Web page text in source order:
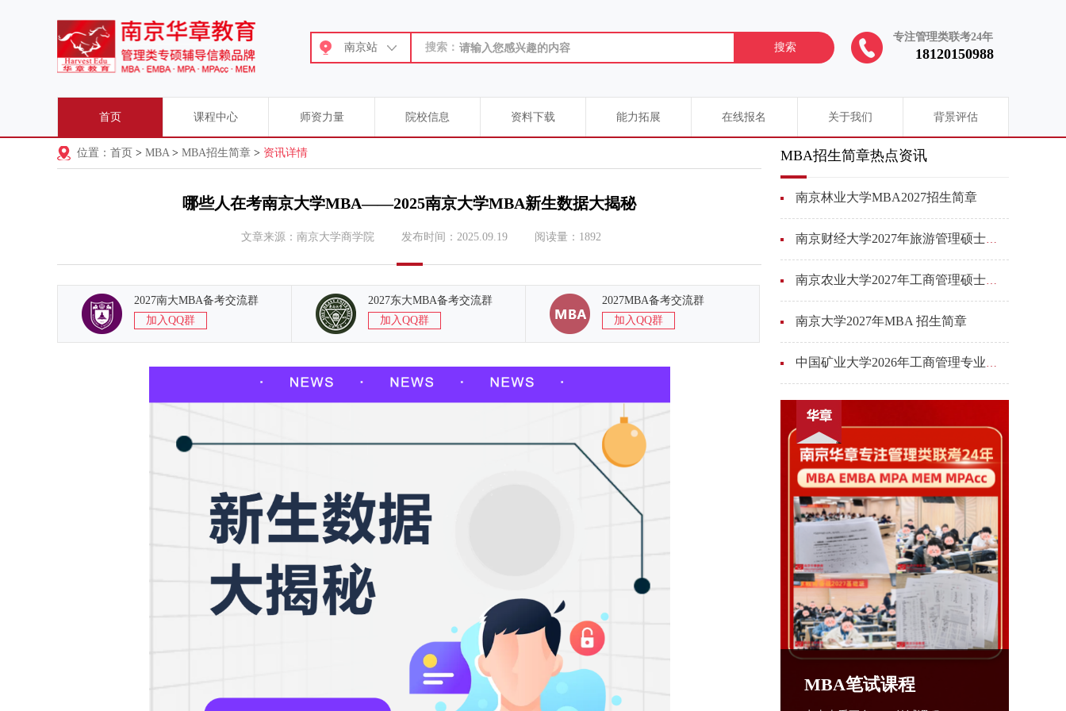
南京站 搜索： 搜索 18120150988
专注管理类联考24年
首页 课程中心 师资力量 院校信息 资料下载 能力拓展 在线报名 关于我们 背景评估
位置：首页 > MBA> MBA招生简章 > 资讯详情
哪些人在考南京大学MBA——2025南京大学MBA新生数据大揭秘
文章来源：南京大学商学院 发布时间：2025.09.19 阅读量：1892
2027南大MBA备考交流群
加入QQ群
2027东大MBA备考交流群
加入QQ群
2027MBA备考交流群
加入QQ群
MBA招生简章热点资讯
南京林业大学MBA2027招生简章
南京财经大学2027年旅游管理硕士（MTA） 招生简介
南京农业大学2027年工商管理硕士（MBA）招生简章
南京大学2027年MBA 招生简章
中国矿业大学2026年工商管理专业硕士（MBA）招生简章
MBA笔试课程